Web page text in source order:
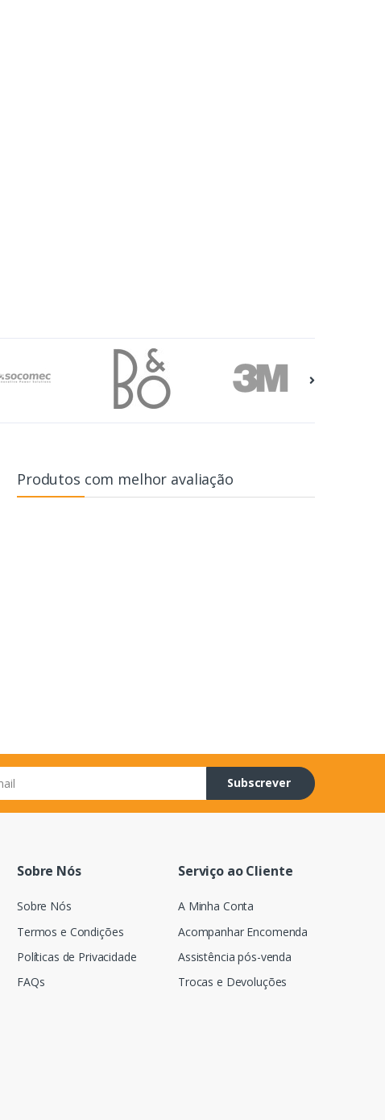
Produtos com melhor avaliação
Subscrever
Sobre Nós
Sobre Nós
Termos e Condições
Políticas de Privacidade
FAQs
Serviço ao Cliente
A Minha Conta
Acompanhar Encomenda
Assistência pós-venda
Trocas e Devoluções